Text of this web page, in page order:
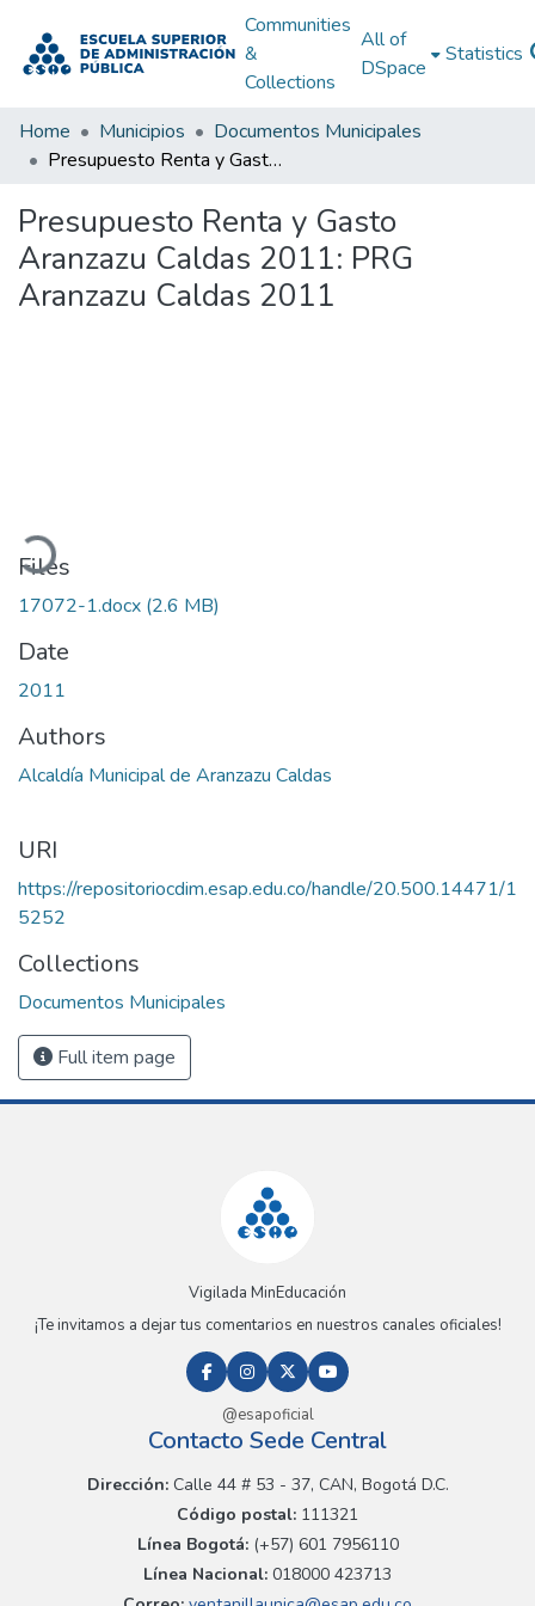
Communities
&
Collections
All of
DSpace
Statistics
Home Municipios
Documentos Municipales
Presupuesto Renta y Gasto Aranzazu Caldas 2011: PRG Aranzazu Caldas 2011
Presupuesto Renta y Gasto
Aranzazu Caldas 2011: PRG
Aranzazu Caldas 2011
Files
17072-1.docx (2.6 MB)
Date
2011
Authors
Alcaldía Municipal de Aranzazu Caldas
URI
https://repositoriocdim.esap.edu.co/handle/20.500.14471/1
5252
Collections
Documentos Municipales
Full item page
Vigilada MinEducación
¡Te invitamos a dejar tus comentarios en nuestros canales oficiales!
@esapoficial
Contacto Sede Central
Dirección:Calle 44 # 53 - 37, CAN, Bogotá D.C.
Código postal: 111321
Línea Bogotá:(+57) 601 7956110
Línea Nacional: 018000 423713